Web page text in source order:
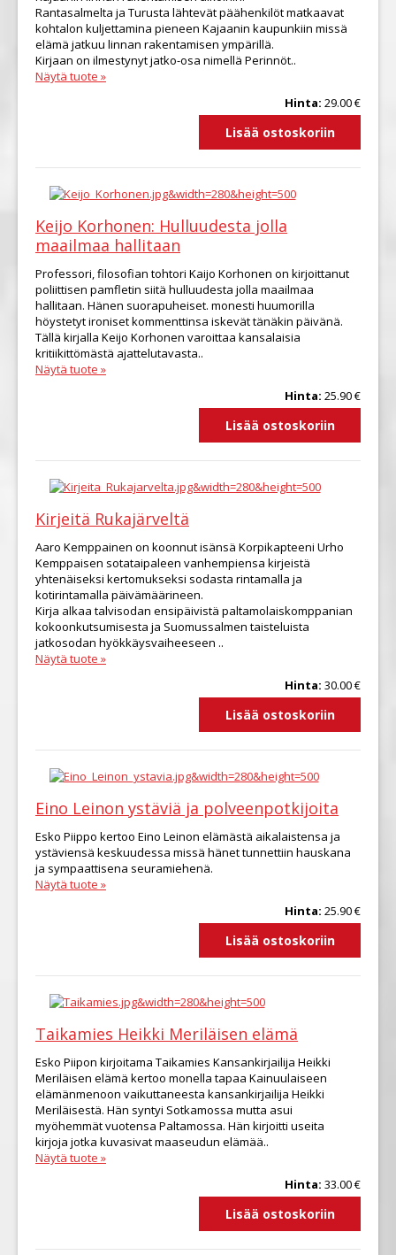
Rantasalmelta ja Turusta lähtevät päähenkilöt matkaavat
kohtalon kuljettamina pieneen Kajaanin kaupunkiin missä
elämä jatkuu linnan rakentamisen ympärillä.
Kirjaan on ilmestynyt jatko-osa nimellä Perinnöt..
Näytä tuote »
Hinta: 29.00 €
Keijo Korhonen: Hulluudesta jolla
maailmaa hallitaan
Professori, filosofian tohtori Kaijo Korhonen on kirjoittanut
poliittisen pamfletin siitä hulluudesta jolla maailmaa
hallitaan. Hänen suorapuheiset. monesti huumorilla
höystetyt ironiset kommenttinsa iskevät tänäkin päivänä.
Tällä kirjalla Keijo Korhonen varoittaa kansalaisia
kritiikittömästä ajattelutavasta..
Näytä tuote »
Hinta: 25.90 €
Kirjeitä Rukajärveltä
Aaro Kemppainen on koonnut isänsä Korpikapteeni Urho
Kemppaisen sotataipaleen vanhempiensa kirjeistä
yhtenäiseksi kertomukseksi sodasta rintamalla ja
kotirintamalla päivämäärineen.
Kirja alkaa talvisodan ensipäivistä paltamolaiskomppanian
kokoonkutsumisesta ja Suomussalmen taisteluista
jatkosodan hyökkäysvaiheeseen ..
Näytä tuote »
Hinta: 30.00 €
Eino Leinon ystäviä ja polveenpotkijoita
Esko Piippo kertoo Eino Leinon elämästä aikalaistensa ja
ystäviensä keskuudessa missä hänet tunnettiin hauskana
ja sympaattisena seuramiehenä.
Näytä tuote »
Hinta: 25.90 €
Taikamies Heikki Meriläisen elämä
Esko Piipon kirjoitama Taikamies Kansankirjailija Heikki
Meriläisen elämä kertoo monella tapaa Kainuulaiseen
elämänmenoon vaikuttaneesta kansankirjailija Heikki
Meriläisestä. Hän syntyi Sotkamossa mutta asui
myöhemmät vuotensa Paltamossa. Hän kirjoitti useita
kirjoja jotka kuvasivat maaseudun elämää..
Näytä tuote »
Hinta: 33.00 €